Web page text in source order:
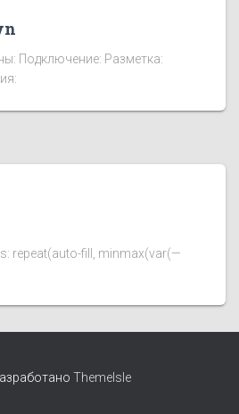
Подключение: Разметка:
repeat(auto-fill, minmax(var(—
ThemeIsle